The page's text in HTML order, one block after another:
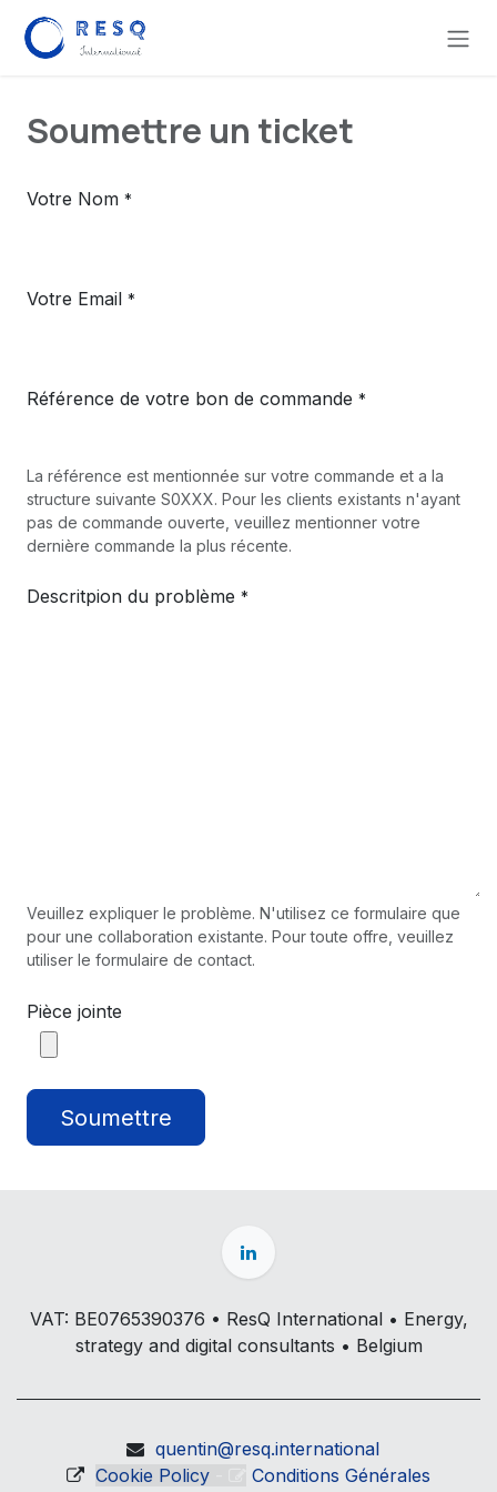
Se rendre au contenu
Soumettre un ticket
Votre Nom *
Votre Email *
Référence de votre bon de commande *
La référence est mentionnée sur votre commande et a la
structure suivante S0XXX. Pour les clients existants n'ayant
pas de commande ouverte, veuillez mentionner votre
dernière commande la plus récente.
Descritpion du problème *
Veuillez expliquer le problème. N'utilisez ce formulaire que
pour une collaboration existante. Pour toute offre, veuillez
utiliser le formulaire de contact.
Pièce jointe
Soumettre
VAT: BE0765390376 • ResQ International • Energy,
strategy and digital consultants • Belgium
quentin@resq.international
Cookie Policy
Conditions Générales